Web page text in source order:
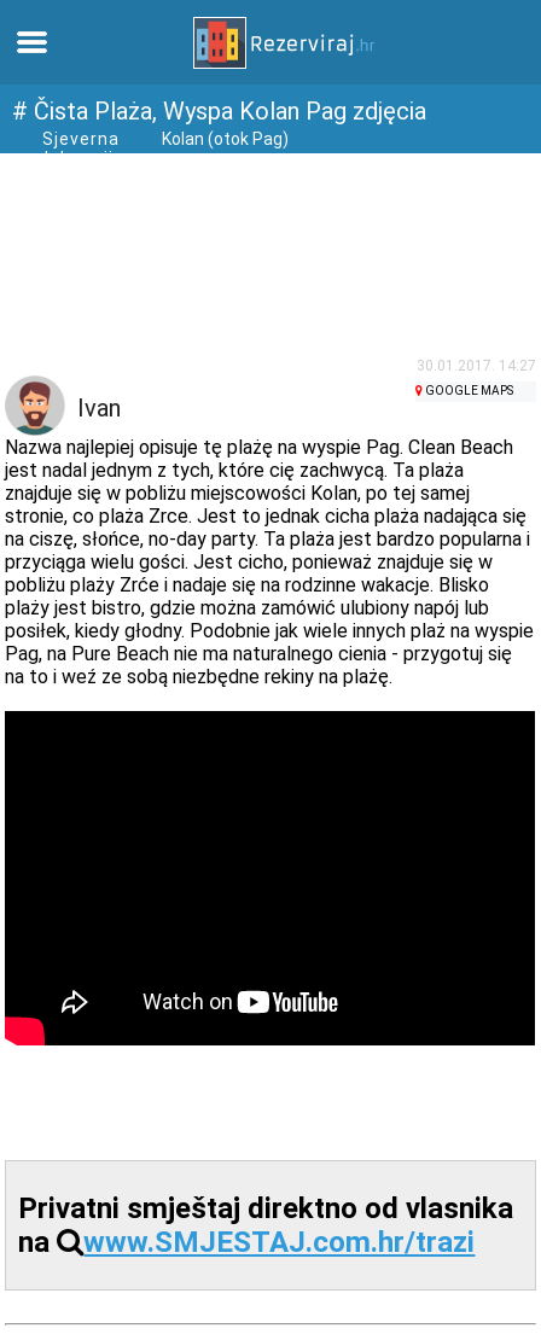
Dom
webcams
Poznaj Chorwację
muzea
# Čista Plaża, Wyspa Kolan Pag zdjęcia
Sjeverna
dalmacija
Kolan (otok Pag)
30.01.2017. 14:27
Ivan
GOOGLE MAPS
Nazwa najlepiej opisuje tę plażę na wyspie Pag. Clean Beach
jest nadal jednym z tych, które cię zachwycą. Ta plaża
znajduje się w pobliżu miejscowości Kolan, po tej samej
stronie, co plaża Zrce. Jest to jednak cicha plaża nadająca się
na ciszę, słońce, no-day party. Ta plaża jest bardzo popularna i
przyciąga wielu gości. Jest cicho, ponieważ znajduje się w
pobliżu plaży Zrće i nadaje się na rodzinne wakacje. Blisko
plaży jest bistro, gdzie można zamówić ulubiony napój lub
posiłek, kiedy głodny. Podobnie jak wiele innych plaż na wyspie
Pag, na Pure Beach nie ma naturalnego cienia - przygotuj się
na to i weź ze sobą niezbędne rekiny na plażę.
Privatni smještaj direktno od vlasnika
na
www.SMJESTAJ.com.hr/trazi